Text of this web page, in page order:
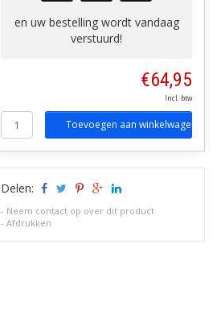
en uw bestelling wordt vandaag
verstuurd!
€64,95
Incl. btw
Toevoegen aan winkelwagen
Delen:
- Neem contact op over dit product
-Afdrukken